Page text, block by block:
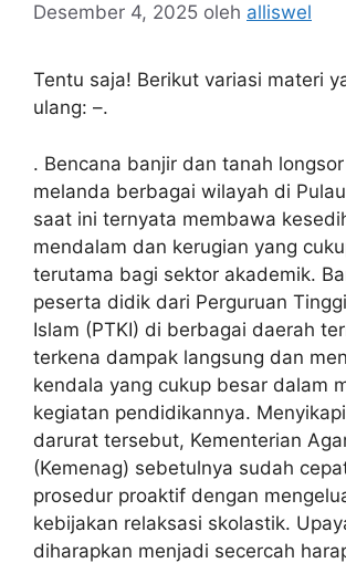
Desember 4, 2025 oleh alliswel
Tentu saja! Berikut variasi materi
ulang: –.
. Bencana banjir dan tanah
melanda berbagai wilayah di
saat ini ternyata membawa
mendalam dan kerugian yang
terutama bagi sektor akademik.
peserta didik dari Perguruan
Islam (PTKI) di berbagai daerah
terkena dampak langsung dan
kendala yang cukup besar dalam
kegiatan pendidikannya.
darurat tersebut, Kementerian
(Kemenag) sebetulnya sudah
prosedur proaktif dengan
kebijakan relaksasi skolastik.
diharapkan menjadi secercah